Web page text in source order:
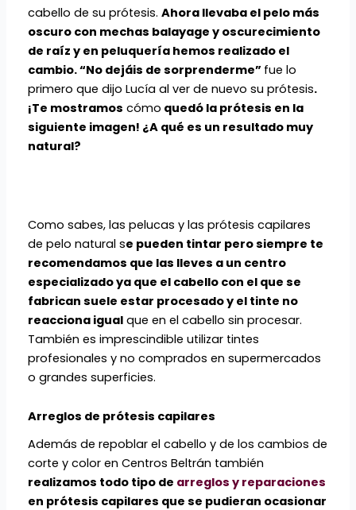
cabello de su prótesis.Ahora llevaba el pelo más
oscuro con mechas balayage y oscurecimiento
de raíz y en peluquería hemos realizado el
cambio. “No dejáis de sorprenderme” fue lo
primero que dijo Lucía al ver de nuevo su prótesis.
¡Te mostramos cómo quedó la prótesis en la
siguiente imagen! ¿A qué es un resultado muy
natural?
Como sabes, las pelucas y las prótesis capilares
de pelo natural se pueden tintar pero siempre te
recomendamos que las lleves a un centro
especializado ya que el cabello con el que se
fabrican suele estar procesado y el tinte no
reacciona igual que en el cabello sin procesar.
También es imprescindible utilizar tintes
profesionales y no comprados en supermercados
o grandes superficies.
Arreglos de prótesis capilares
Además de repoblar el cabello y de los cambios de
corte y color en Centros Beltrán también
realizamos todo tipo de arreglos y reparaciones
en prótesis capilares que se pudieran ocasionar